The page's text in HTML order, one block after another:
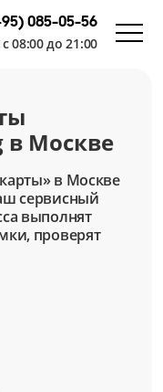
085-05-56
08:00 до 21:00
в Москве
в Москве
сервисный
выполнят
проверят